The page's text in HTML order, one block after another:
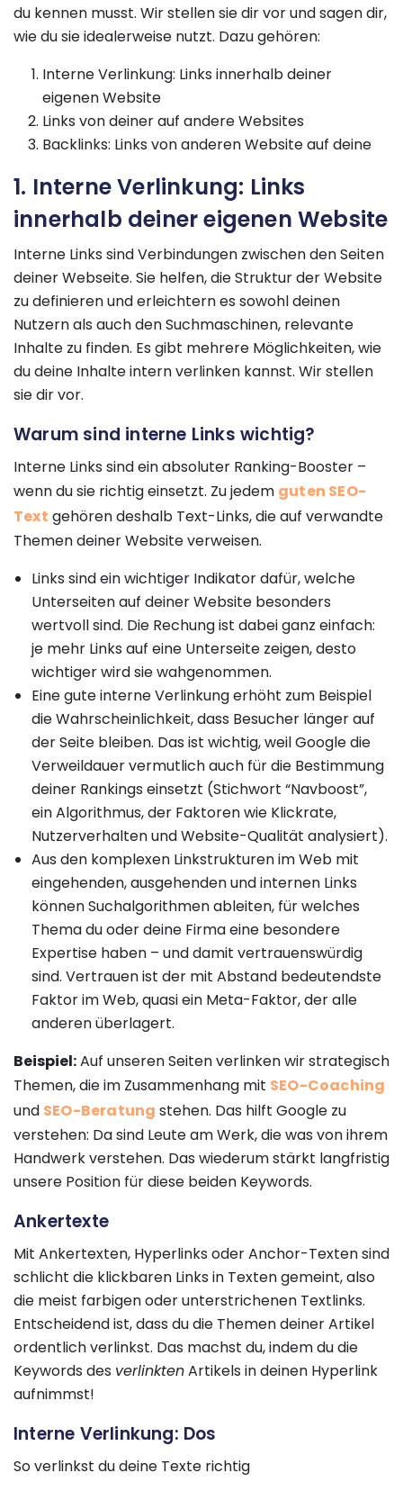
du kennen musst. Wir stellen sie dir vor und sagen dir,
wie du sie idealerweise nutzt. Dazu gehören:
Interne Verlinkung: Links innerhalb deiner
eigenen Website
Links von deiner auf andere Websites
Backlinks: Links von anderen Website auf deine
1. Interne Verlinkung: Links
innerhalb deiner eigenen Website
Interne Links sind Verbindungen zwischen den Seiten
deiner Webseite. Sie helfen, die Struktur der Website
zu definieren und erleichtern es sowohl deinen
Nutzern als auch den Suchmaschinen, relevante
Inhalte zu finden. Es gibt mehrere Möglichkeiten, wie
du deine Inhalte intern verlinken kannst. Wir stellen
sie dir vor.
Warum sind interne Links wichtig?
Interne Links sind ein absoluter Ranking-Booster –
wenn du sie richtig einsetzt. Zu jedem guten SEO-
Text gehören deshalb Text-Links, die auf verwandte
Themen deiner Website verweisen.
Links sind ein wichtiger Indikator dafür, welche
Unterseiten auf deiner Website besonders
wertvoll sind. Die Rechung ist dabei ganz einfach:
je mehr Links auf eine Unterseite zeigen, desto
wichtiger wird sie wahgenommen.
Eine gute interne Verlinkung erhöht zum Beispiel
die Wahrscheinlichkeit, dass Besucher länger auf
der Seite bleiben. Das ist wichtig, weil Google die
Verweildauer vermutlich auch für die Bestimmung
deiner Rankings einsetzt (Stichwort “Navboost”,
ein Algorithmus, der Faktoren wie Klickrate,
Nutzerverhalten und Website-Qualität analysiert).
Aus den komplexen Linkstrukturen im Web mit
eingehenden, ausgehenden und internen Links
können Suchalgorithmen ableiten, für welches
Thema du oder deine Firma eine besondere
Expertise haben – und damit vertrauenswürdig
sind. Vertrauen ist der mit Abstand bedeutendste
Faktor im Web, quasi ein Meta-Faktor, der alle
anderen überlagert.
Beispiel:Auf unseren Seiten verlinken wir strategisch
Themen, die im Zusammenhang mit SEO-Coaching
und SEO-Beratung stehen. Das hilft Google zu
verstehen: Da sind Leute am Werk, die was von ihrem
Handwerk verstehen. Das wiederum stärkt langfristig
unsere Position für diese beiden Keywords.
Ankertexte
Mit Ankertexten, Hyperlinks oder Anchor-Texten sind
schlicht die klickbaren Links in Texten gemeint, also
die meist farbigen oder unterstrichenen Textlinks.
Entscheidend ist, dass du die Themen deiner Artikel
ordentlich verlinkst. Das machst du, indem du die
Keywords des verlinktenArtikels in deinen Hyperlink
aufnimmst!
Interne Verlinkung: Dos
So verlinkst du deine Texte richtig